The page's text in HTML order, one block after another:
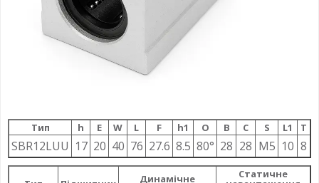
Тип h E W L F h1 О B C S L1 T
SBR12LUU 17 20 40 76 27.6 8.5 80° 28 28 M5 10 8
Динамічне Статичне